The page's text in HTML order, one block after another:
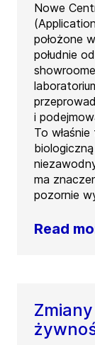
Nowe
położone
południe
i
To
ma
pozornie
Read